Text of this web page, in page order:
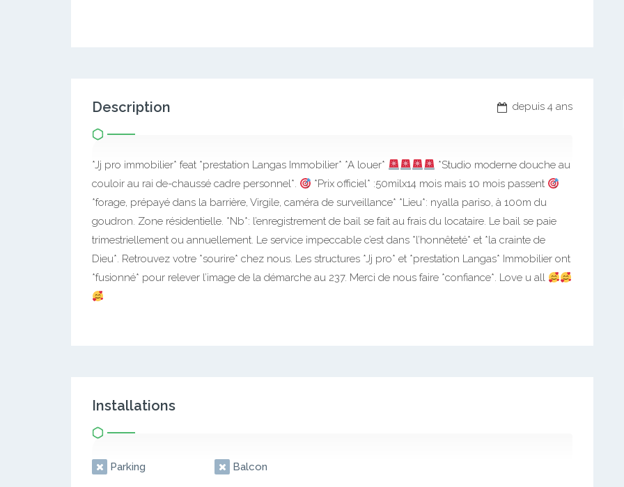
depuis 4 ans
Description
*Jj pro immobilier* feat *prestation Langas Immobilier* *A louer*
*Studio moderne douche au
couloir au rai de-chaussé cadre personnel*.
*Prix officiel* :50milx14 mois mais 10 mois passent
*forage, prépayé dans la barrière, Virgile, caméra de surveillance* *Lieu*: nyalla pariso, à 100m du
goudron. Zone résidentielle. *Nb*: l’enregistrement de bail se fait au frais du locataire. Le bail se paie
trimestriellement ou annuellement. Le service impeccable c’est dans *l’honnêteté* et *la crainte de
Dieu*. Retrouvez votre *sourire* chez nous. Les structures *Jj pro* et *prestation Langas* Immobilier ont
*fusionné* pour relever l’image de la démarche au 237. Merci de nous faire *confiance*. Love u all
Installations
Parking Balcon